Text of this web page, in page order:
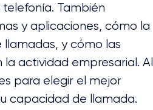
También
y aplicaciones, cómo la
y cómo las
actividad empresarial. Al
para elegir el mejor
capacidad de llamada.